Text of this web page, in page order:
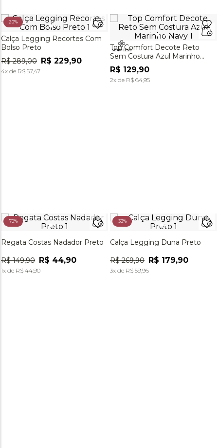
20%
Calça Legging Recortes Com
Bolso Preto
R$ 289,00 R$ 229,90
4x de R$ 57,47
Top Comfort Decote Reto
Sem Costura Azul Marinho
Navy
R$ 129,90
2x de R$ 64,95
70%
Regata Costas Nadador Preto
R$ 149,90 R$ 44,90
1x de R$ 44,90
33%
Calça Legging Duna Preto
R$ 269,90 R$ 179,90
3x de R$ 59,96